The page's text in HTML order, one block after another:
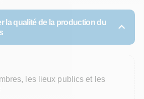
la qualité de la production du
les lieux publics et les